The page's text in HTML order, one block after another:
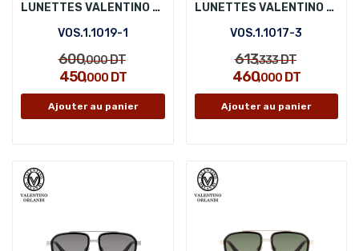
LUNETTES VALENTINO ORLANDI VOS.1.1019-1
VOS.1.1019-1
600,000DT
450,000DT
Ajouter au panier
LUNETTES VALENTINO ORLANDI VOS.1.1017-3
VOS.1.1017-3
613,333DT
460,000DT
Ajouter au panier